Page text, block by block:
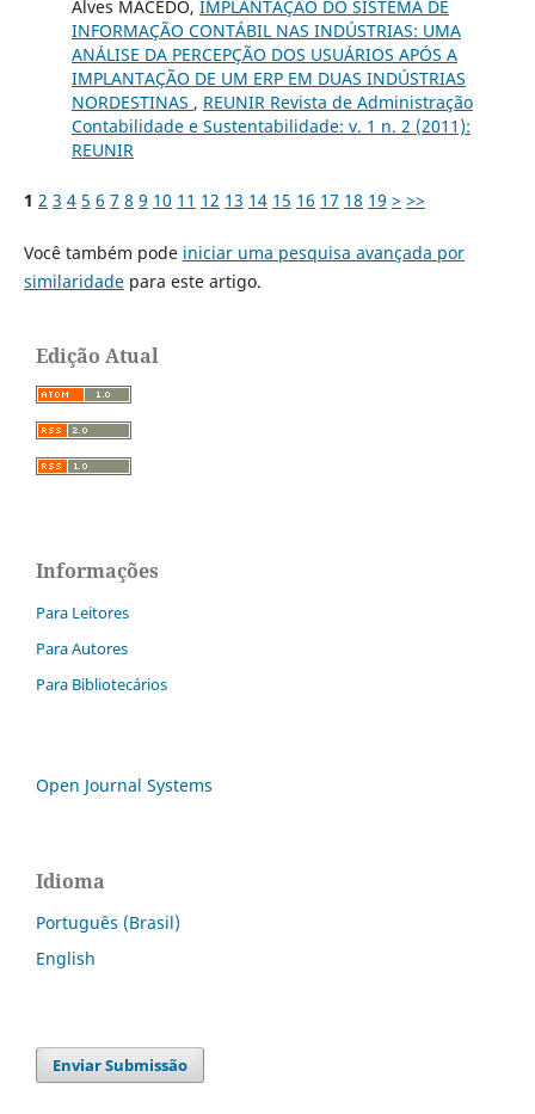
Alves MACÊDO, IMPLANTAÇÃO DO SISTEMA DE
INFORMAÇÃO CONTÁBIL NAS INDÚSTRIAS: UMA
ANÁLISE DA PERCEPÇÃO DOS USUÁRIOS APÓS A
IMPLANTAÇÃO DE UM ERP EM DUAS INDÚSTRIAS
NORDESTINAS , REUNIR Revista de Administração
Contabilidade e Sustentabilidade: v. 1 n. 2 (2011):
REUNIR
1 2 3 4 5 6 7 8 9 10 11 12 13 14 15 16 17 18 19 > >>
Você também pode iniciar uma pesquisa avançada por
similaridadepara este artigo.
Edição Atual
Informações
Para Leitores
Para Autores
Para Bibliotecários
Open Journal Systems
Idioma
Português (Brasil)
English
Enviar Submissão